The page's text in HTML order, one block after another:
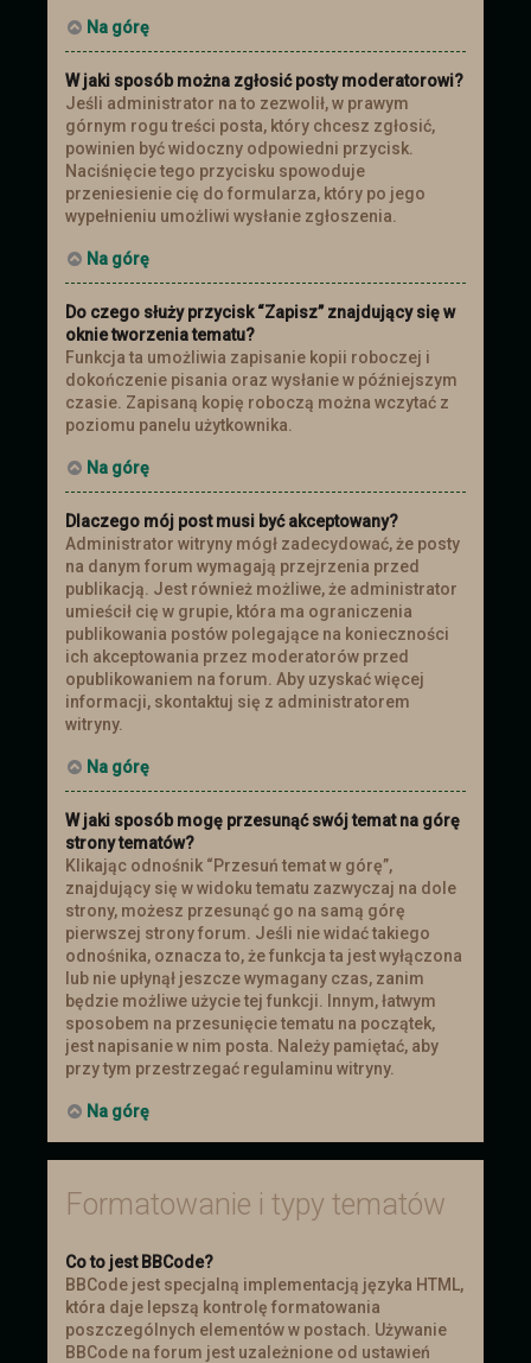
Na górę
W jaki sposób można zgłosić posty moderatorowi?
Jeśli administrator na to zezwolił, w prawym
górnym rogu treści posta, który chcesz zgłosić,
powinien być widoczny odpowiedni przycisk.
Naciśnięcie tego przycisku spowoduje
przeniesienie cię do formularza, który po jego
wypełnieniu umożliwi wysłanie zgłoszenia.
Na górę
Do czego służy przycisk “Zapisz” znajdujący się w
oknie tworzenia tematu?
Funkcja ta umożliwia zapisanie kopii roboczej i
dokończenie pisania oraz wysłanie w późniejszym
czasie. Zapisaną kopię roboczą można wczytać z
poziomu panelu użytkownika.
Na górę
Dlaczego mój post musi być akceptowany?
Administrator witryny mógł zadecydować, że posty
na danym forum wymagają przejrzenia przed
publikacją. Jest również możliwe, że administrator
umieścił cię w grupie, która ma ograniczenia
publikowania postów polegające na konieczności
ich akceptowania przez moderatorów przed
opublikowaniem na forum. Aby uzyskać więcej
informacji, skontaktuj się z administratorem
witryny.
Na górę
W jaki sposób mogę przesunąć swój temat na górę
strony tematów?
Klikając odnośnik “Przesuń temat w górę”,
znajdujący się w widoku tematu zazwyczaj na dole
strony, możesz przesunąć go na samą górę
pierwszej strony forum. Jeśli nie widać takiego
odnośnika, oznacza to, że funkcja ta jest wyłączona
lub nie upłynął jeszcze wymagany czas, zanim
będzie możliwe użycie tej funkcji. Innym, łatwym
sposobem na przesunięcie tematu na początek,
jest napisanie w nim posta. Należy pamiętać, aby
przy tym przestrzegać regulaminu witryny.
Na górę
Formatowanie i typy tematów
Co to jest BBCode?
BBCode jest specjalną implementacją języka HTML,
która daje lepszą kontrolę formatowania
poszczególnych elementów w postach. Używanie
BBCode na forum jest uzależnione od ustawień